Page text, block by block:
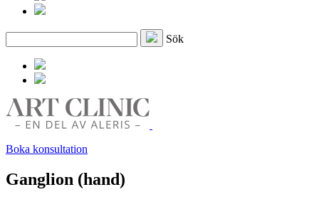
Sök
Boka konsultation
Ganglion (hand)